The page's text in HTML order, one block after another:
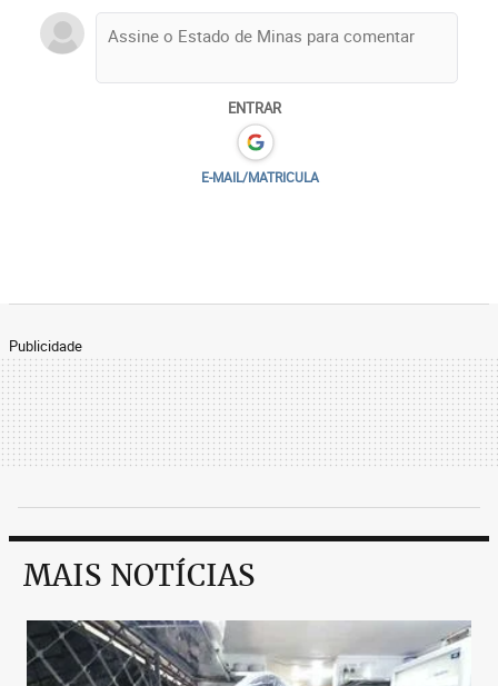
ENTRAR
E-MAIL/MATRICULA
Publicidade
MAIS NOTÍCIAS